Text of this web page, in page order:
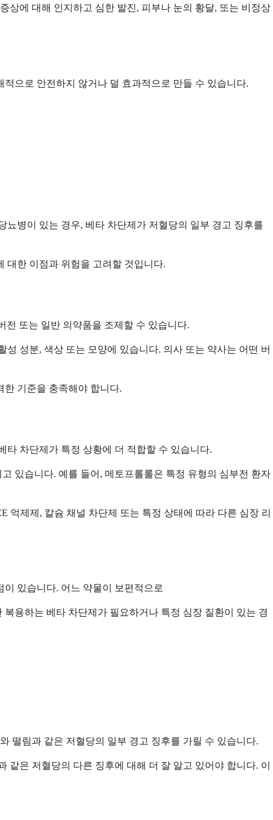
상에 대해 인지하고 심한 발진, 피부나 눈의 황달, 또는 비정상
으로 안전하지 않거나 덜 효과적으로 만들 수 있습니다.
병이 있는 경우, 베타 차단제가 저혈당의 일부 경고 징후를
대한 이점과 위험을 고려할 것입니다.
전 또는 일반 의약품을 조제할 수 있습니다.
성분, 색상 또는 모양에 있습니다. 의사 또는 약사는 어떤 버
한 기준을 충족해야 합니다.
타 차단제가 특정 상황에 더 적합할 수 있습니다.
있습니다. 예를 들어, 메토프롤롤은 특정 유형의 심부전 환자
억제제, 칼슘 채널 차단제 또는 특정 상태에 따라 다른 심장 리
있습니다. 어느 약물이 보편적으로
용하는 베타 차단제가 필요하거나 특정 심장 질환이 있는 경
떨림과 같은 저혈당의 일부 경고 징후를 가릴 수 있습니다.
은 저혈당의 다른 징후에 대해 더 잘 알고 있어야 합니다. 이